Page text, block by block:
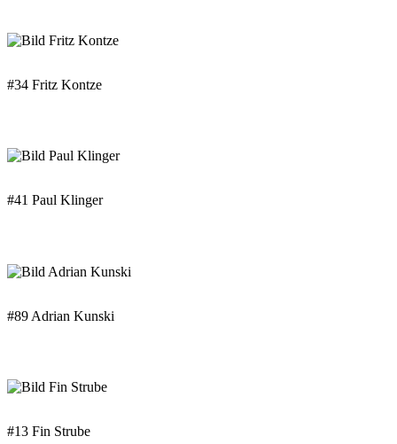
#34 Fritz Kontze
#41 Paul Klinger
#89 Adrian Kunski
#13 Fin Strube